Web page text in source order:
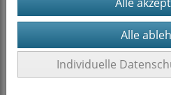
Individuelle